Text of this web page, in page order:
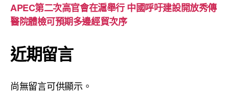
APEC第二次高官會在滬舉行 中國呼吁建設開放秀傳
醫院體檢可預期多邊經貿次序
近期留言
尚無留言可供顯示。